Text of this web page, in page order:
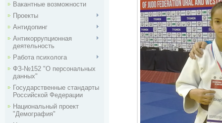
Вакантные возможности
Проекты
Антидопинг
Антикоррупционная
деятельность
Работа психолога
ФЗ-№152 "О персональных
данных"
Государственные стандарты
Российской Федерации
Национальный проект
"Демография"